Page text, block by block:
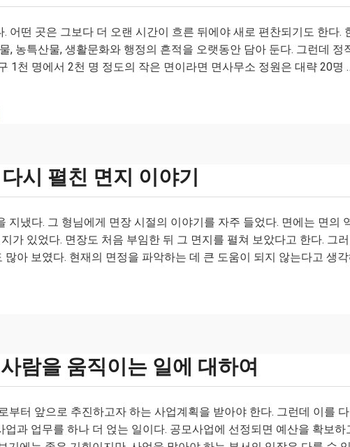
어떤 곳은 그보다 더 오랜 시간이 흐른 뒤에야 새로 편찬되기도 한다.
, 농특산물, 생활문화와 행정의 흔적을 오랫동안 담아 둔다. 그런데 정
1천 명에서 2천 명 정도의 작은 면이라면 면사무소 정원은 대략 20명
시 펼친 면지 이야기
지냈다. 그 형님에게 면장 시절의 이야기를 자주 들었다. 면에는 면의
가 있었다. 면장도 처음 부임한 뒤 그 면지를 펼쳐 보았다고 한다. 그
아 보였다. 현재의 면정을 파악하는 데 큰 도움이 되지 않는다고 생각
람을 움직이는 일에 대하여
부터 앞으로 추진하고자 하는 사업계획을 받아야 한다. 그런데 이를
과 업무를 하나 더 얹는 일이다. 공모사업에 선정되면 예산을 확보하